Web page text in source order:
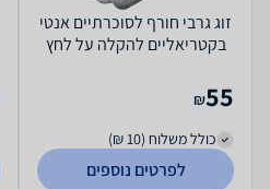
זוג גרבי חורף לסוכרתיים אנטי
בקטריאליים להקלה על לחץ
55
₪
כולל משלוח (10 ₪)
לפרטים נוספים